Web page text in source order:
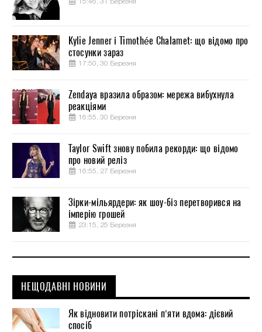
15:46, 31 Березня
Kylie Jenner і Timothée Chalamet: що відомо про
стосунки зараз
17:50, 30 Березня
Zendaya вразила образом: мережа вибухнула
реакціями
16:55, 30 Березня
Taylor Swift знову побила рекорди: що відомо
про новий реліз
16:55, 27 Березня
Зірки-мільярдери: як шоу-біз перетворився на
імперію грошей
23:15, 25 Березня
НЕЩОДАВНІ НОВИНИ
Як відновити потріскані п’яти вдома: дієвий
спосіб